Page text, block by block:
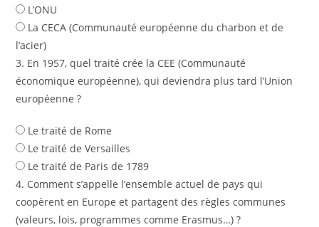
L’ONU
La CECA (Communauté européenne du charbon et de
l’acier)
3. En 1957, quel traité crée la CEE (Communauté
économique européenne), qui deviendra plus tard l’Union
européenne ?
Le traité de Rome
Le traité de Versailles
Le traité de Paris de 1789
4. Comment s’appelle l’ensemble actuel de pays qui
coopèrent en Europe et partagent des règles communes
(valeurs, lois, programmes comme Erasmus…) ?